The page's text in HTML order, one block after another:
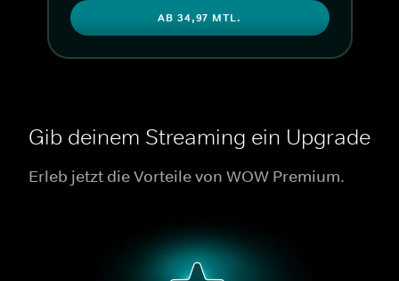
AB 34,97 MTL.
Gib deinem Streaming ein Upgrade
Erleb jetzt die Vorteile von WOW Premium.